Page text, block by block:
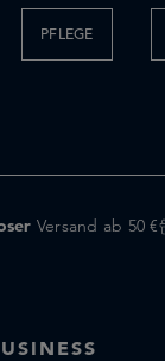
PFLEGE
Versand ab 50 €